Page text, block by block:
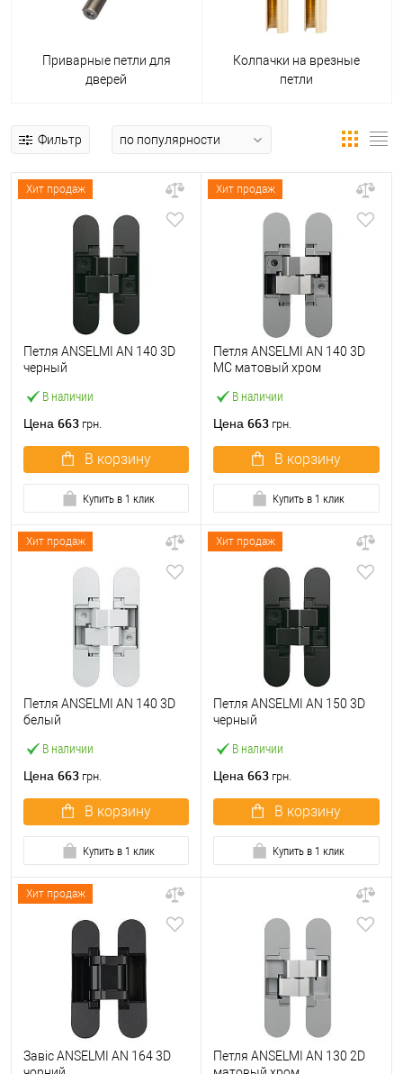
Приварные петли для
дверей
Колпачки на врезные
петли
Фильтр
Хит продаж
В наличии
Петля ANSELMI AN 140 3D
черный
Цена 663 грн.
В корзину
Купить в 1 клик
Хит продаж
В наличии
Петля ANSELMI AN 140 3D
MC матовый хром
Цена 663 грн.
В корзину
Купить в 1 клик
Хит продаж
В наличии
Петля ANSELMI AN 140 3D
белый
Цена 663 грн.
В корзину
Купить в 1 клик
Хит продаж
В наличии
Петля ANSELMI AN 150 3D
черный
Цена 663 грн.
В корзину
Купить в 1 клик
Хит продаж
Завіс ANSELMI AN 164 3D
Петля ANSELMI AN 130 2D